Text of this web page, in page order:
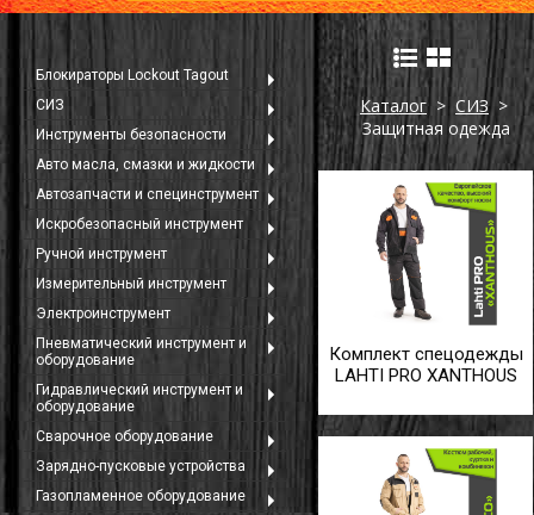
Блокираторы Lockout Tagout
СИЗ
Инструменты безопасности
Авто масла, смазки и жидкости
Автозапчасти и специнструмент
Искробезопасный инструмент
Ручной инструмент
Измерительный инструмент
Электроинструмент
Пневматический инструмент и
оборудование
Гидравлический инструмент и
оборудование
Сварочное оборудование
Зарядно-пусковые устройства
Газопламенное оборудование
Каталог> СИЗ>
Защитная одежда
Комплект спецодежды
LAHTI PRO XANTHOUS